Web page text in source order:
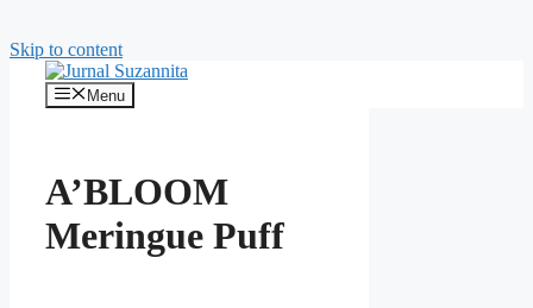
Skip to content
Menu
A’BLOOM
Meringue Puff